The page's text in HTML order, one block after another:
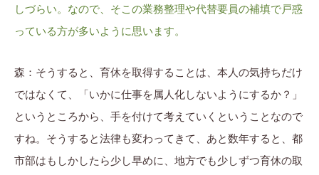
しづらい。なので、そこの業務整理や代替要員の補填で戸惑
っている方が多いように思います。
森：そうすると、育休を取得することは、本人の気持ちだけ
ではなくて、「いかに仕事を属人化しないようにするか？」
というところから、手を付けて考えていくということなので
すね。そうすると法律も変わってきて、あと数年すると、都
市部はもしかしたら少し早めに、地方でも少しずつ育休の取